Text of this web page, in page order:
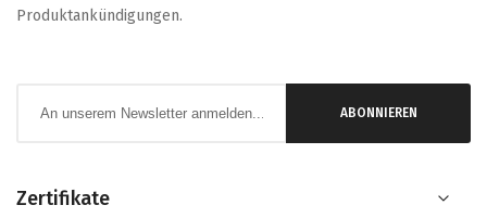
Produktankündigungen.
ABONNIEREN
Zertifikate